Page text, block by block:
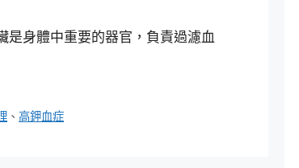
是身體中重要的器官，負責過濾血
、高鉀血症